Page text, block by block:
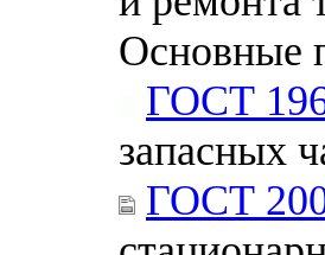
Основные
ГОСТ
запасных
ГОСТ